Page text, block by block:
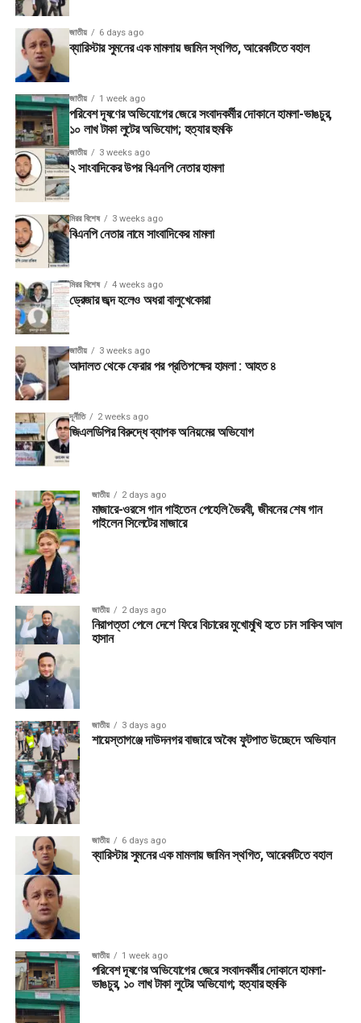
জাতীয় 6 days ago
ব্যারিস্টার সুমনের এক মামলায় জামিন স্থগিত, আরেকটিতে বহাল
জাতীয় 1 week ago
পরিবেশ দূষণের অভিযোগের জেরে সংবাদকর্মীর দোকানে হামলা-ভাঙচুর,
১০ লাখ টাকা লুটের অভিযোগ; হত্যার হুমকি
জাতীয় 3 weeks ago
২ সাংবাদিকের উপর বিএনপি নেতার হামলা
মিরর বিশেষ 3 weeks ago
বিএনপি নেতার নামে সাংবাদিকের মামলা
মিরর বিশেষ 4 weeks ago
ড্রেজার জব্দ হলেও অধরা বালুখেকোরা
জাতীয় 3 weeks ago
আদালত থেকে ফেরার পর প্রতিপক্ষের হামলা : আহত ৪
দূর্নীতি 2 weeks ago
জিএলডিপির বিরুদ্ধে ব্যাপক অনিয়মের অভিযোগ
জাতীয় 2 days ago
মাজারে-ওরসে গান গাইতেন পেহেলি ভৈরবী, জীবনের শেষ গান
গাইলেন সিলেটের মাজারে
জাতীয় 2 days ago
নিরাপত্তা পেলে দেশে ফিরে বিচারের মুখোমুখি হতে চান সাকিব আল
হাসান
জাতীয় 3 days ago
শায়েস্তাগঞ্জে দাউদনগর বাজারে অবৈধ ফুটপাত উচ্ছেদে অভিযান
জাতীয় 6 days ago
ব্যারিস্টার সুমনের এক মামলায় জামিন স্থগিত, আরেকটিতে বহাল
জাতীয় 1 week ago
পরিবেশ দূষণের অভিযোগের জেরে সংবাদকর্মীর দোকানে হামলা-
ভাঙচুর, ১০ লাখ টাকা লুটের অভিযোগ; হত্যার হুমকি